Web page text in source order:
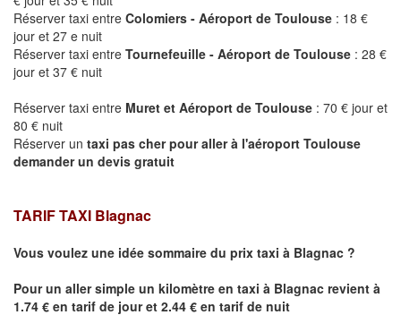
Réserver taxi entre Colomiers - Aéroport de Toulouse : 18 €
jour et 27 e nuit
Réserver taxi entre Tournefeuille - Aéroport de Toulouse : 28 €
jour et 37 € nuit
Réserver taxi entre Muret et Aéroport de Toulouse : 70 € jour et
80 € nuit
Réserver un taxi pas cher pour aller à l'aéroport Toulouse
demander un devis gratuit
TARIF TAXI Blagnac
Vous voulez une idée sommaire du prix taxi à Blagnac ?
Pour un aller simple un kilomètre en taxi à Blagnac revient à
1.74 € en tarif de jour et 2.44 € en tarif de nuit